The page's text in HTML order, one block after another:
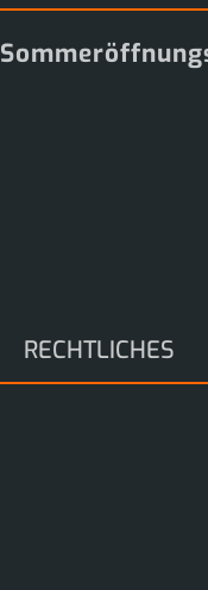
RECHTLICHES